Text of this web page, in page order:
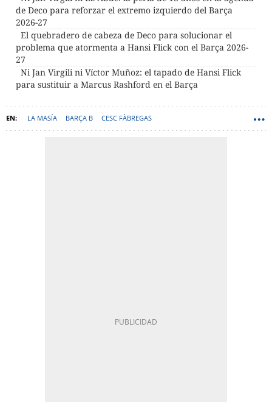
de Deco para reforzar el extremo izquierdo del Barça
2026-27
El quebradero de cabeza de Deco para solucionar el
problema que atormenta a Hansi Flick con el Barça 2026-
27
Ni Jan Virgili ni Víctor Muñoz: el tapado de Hansi Flick
para sustituir a Marcus Rashford en el Barça
LA MASÍA BARÇA B CESC FÀBREGAS